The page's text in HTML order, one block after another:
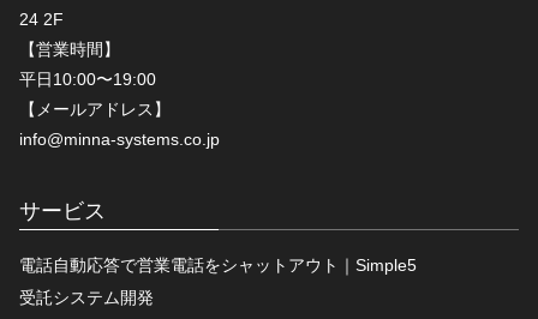
24 2F
【営業時間】
平日10:00〜19:00
【メールアドレス】
info@minna-systems.co.jp
サービス
電話自動応答で営業電話をシャットアウト｜Simple5
受託システム開発